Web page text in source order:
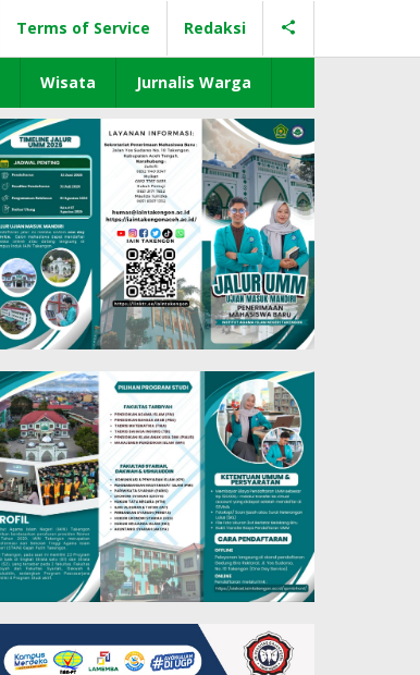
Terms of Service Redaksi
Wisata Jurnalis Warga